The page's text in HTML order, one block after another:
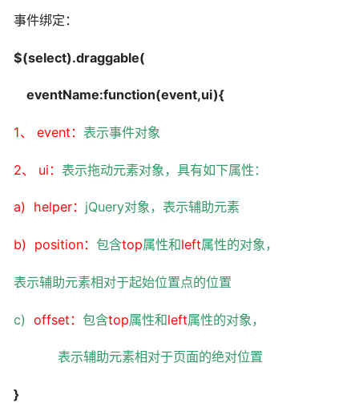
事件绑定：
$(select).draggable(
eventName:function(event,ui){
1、 event： 表示事件对象
2、 ui ： 表示拖动元素对象，具有如下属性：
a) helper： jQuery对象，表示辅助元素
b) position： 包含top属性和left属性的对象，
表示辅助元素相对于起始位置点的位置
c) offset ： 包含top属性和left属性的对象，
表示辅助元素相对于页面的绝对位置
}